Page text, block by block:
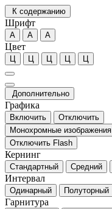
К содержанию
Шрифт
А А А
Цвет
Ц Ц Ц Ц Ц
Дополнительно
Графика
Включить
Отключить
Монохромные изображения
Отключить Flash
Кернинг
Стандартный Средний
Интервал
Одинарный Полуторный
Гарнитура